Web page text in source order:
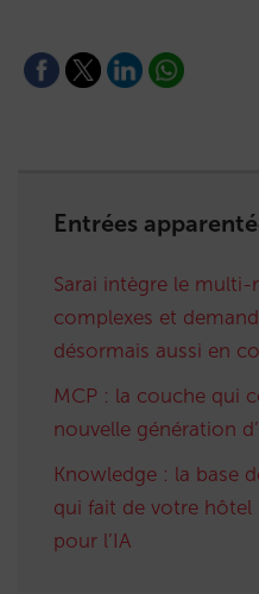
Entrées
Sarai intègre le
complexes et
désormais aussi en
MCP : la couche qui
nouvelle génération
Knowledge : la base
qui fait de votre hôtel
pour l’IA